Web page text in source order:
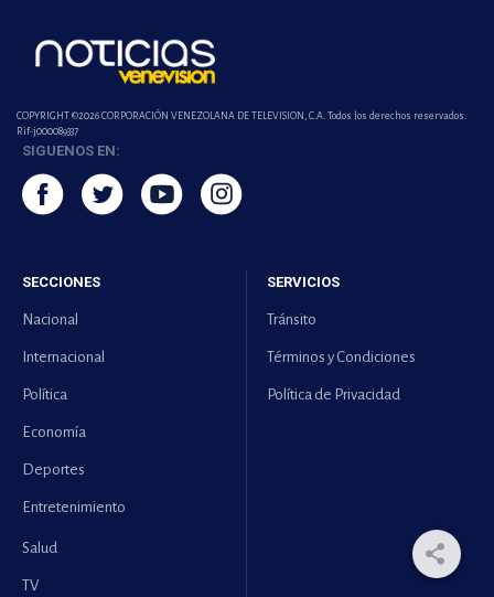
COPYRIGHT ©2026 CORPORACIÓN VENEZOLANA DE TELEVISION, C.A. Todos los derechos reservados.
Rif-j000089337
SIGUENOS EN:
SECCIONES
Nacional
Internacional
Política
Economía
Deportes
Entretenimiento
Salud
TV
SERVICIOS
Tránsito
Términos y Condiciones
Política de Privacidad